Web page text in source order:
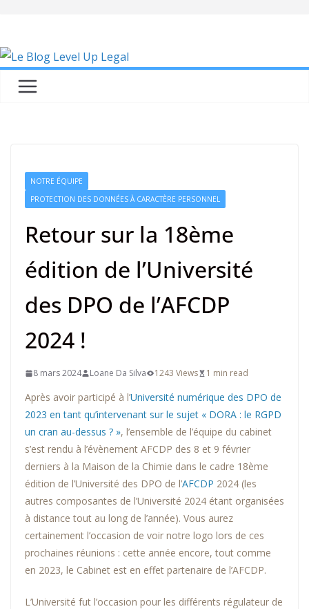
content
NOTRE ÉQUIPE
PROTECTION DES DONNÉES À CARACTÈRE PERSONNEL
Retour sur la 18ème
édition de l’Université
des DPO de l’AFCDP
2024 !
8 mars 2024 Loane Da Silva 1243 Views 1 min read
Après avoir participé à l’Université numérique des DPO de
2023 en tant qu’intervenant sur le sujet « DORA : le RGPD
un cran au-dessus ? », l’ensemble de l’équipe du cabinet
s’est rendu à l’évènement AFCDP des 8 et 9 février
derniers à la Maison de la Chimie dans le cadre 18ème
édition de l’Université des DPO de l’AFCDP 2024 (les
autres composantes de l’Université 2024 étant organisées
à distance tout au long de l’année). Vous aurez
certainement l’occasion de voir notre logo lors de ces
prochaines réunions : cette année encore, tout comme
en 2023, le Cabinet est en effet partenaire de l’AFCDP.
L’Université fut l’occasion pour les différents régulateur de